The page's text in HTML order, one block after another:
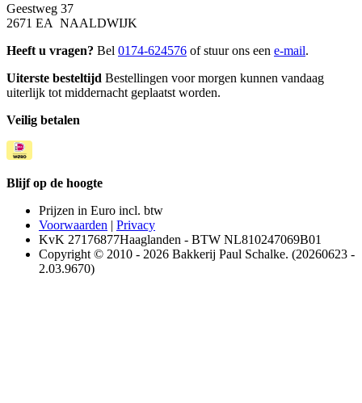
Geestweg 37
2671 EA NAALDWIJK
Heeft u vragen? Bel 0174-624576 of stuur ons een e-mail.
Uiterste besteltijd Bestellingen voor morgen kunnen vandaag
uiterlijk tot middernacht geplaatst worden.
Veilig betalen
Blijf op de hoogte
Prijzen in Euro incl. btw
Voorwaarden | Privacy
KvK 27176877Haaglanden - BTW NL810247069B01
Copyright © 2010 - 2026 Bakkerij Paul Schalke. (20260623 -
2.03.9670)